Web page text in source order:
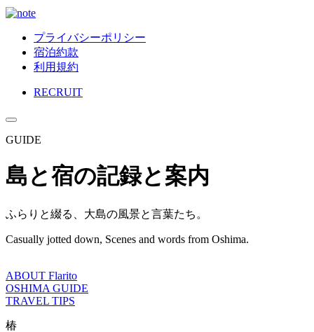
プライバシーポリシー
宿泊約款
利用規約
RECRUIT
GUIDE
島と宿の記録と案内
ふらりと綴る、大島の風景と言葉たち。
Casually jotted down, Scenes and words from Oshima.
ABOUT Flarito
OSHIMA GUIDE
TRAVEL TIPS
椿